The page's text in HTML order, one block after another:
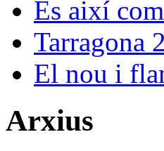
És així
Tarragona
El nou i
Arxius